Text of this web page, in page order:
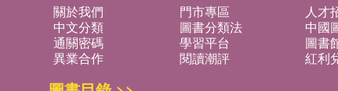
關於我們 門市專區 人才
中文分類
圖書分類法 中國
通關密碼
學習平台 圖書
異業合作
閱讀潮評 紅利